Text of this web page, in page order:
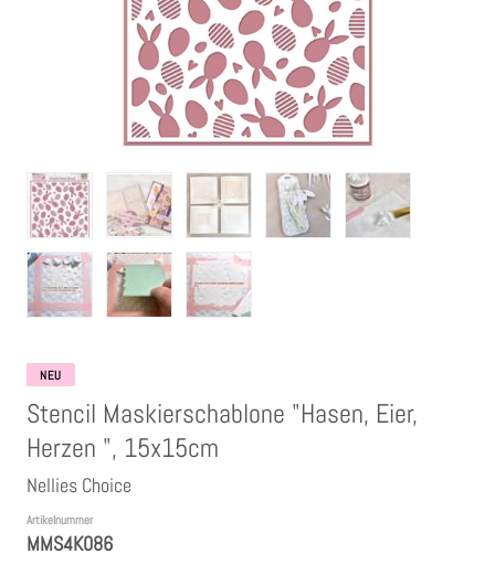
Stempelkissen
Embossing Pulver WOW
Kartendeko Embellishments
Präge-, Universal- Maskierschablonen
Papiere
Bänder & Garn
Siegelwachs /Papierschöpfen
Farben
NEU
Stencil Maskierschablone "Hasen, Eier,
Herzen ", 15x15cm
Nellies Choice
Artikelnummer
MMS4K086